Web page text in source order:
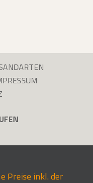
Preise inkl. der